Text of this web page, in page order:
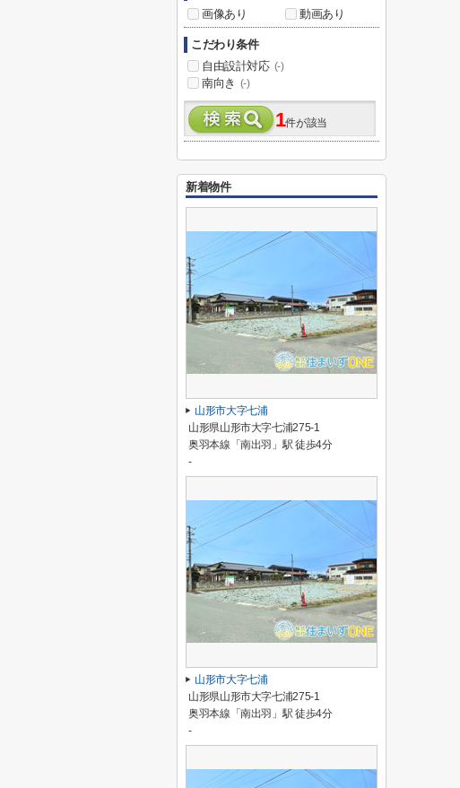
画像あり
動画あり
こだわり条件
自由設計対応 (-)
南向き (-)
1件が該当
新着物件
山形市大字七浦
山形県山形市大字七浦275-1
奥羽本線「南出羽」駅 徒歩4分
-
山形市大字七浦
山形県山形市大字七浦275-1
奥羽本線「南出羽」駅 徒歩4分
-